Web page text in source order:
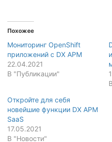
Похожее
Мониторинг OpenShift
приложений с DX APM
22.04.2021
В "Публикации"
Откройте для себя
новейшие функции DX APM
SaaS
17.05.2021
В "Новости"